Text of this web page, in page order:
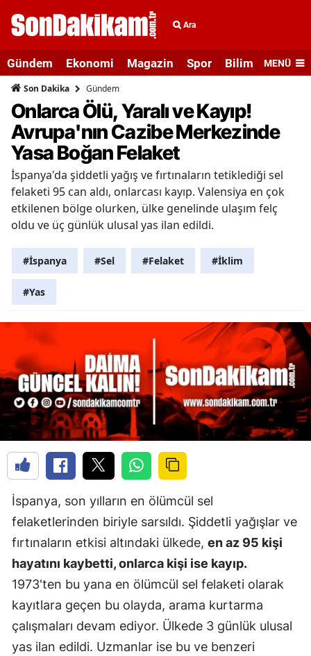
Ara
Gündem Ekonomi Magazin Spor Bilim veMENÜ
Son Dakika Gündem
Onlarca Ölü, Yaralı ve Kayıp!
Avrupa'nın Cazibe Merkezinde
Yasa Boğan Felaket
İspanya'da şiddetli yağış ve fırtınaların tetiklediği sel
felaketi 95 can aldı, onlarcası kayıp. Valensiya en çok
etkilenen bölge olurken, ülke genelinde ulaşım felç
oldu ve üç günlük ulusal yas ilan edildi.
#İspanya #Sel #Felaket #İklim
#Yas
İspanya, son yılların en ölümcül sel
felaketlerinden biriyle sarsıldı. Şiddetli yağışlar ve
fırtınaların etkisi altındaki ülkede, en az 95 kişi
hayatını kaybetti, onlarca kişi ise kayıp.
1973'ten bu yana en ölümcül sel felaketi olarak
kayıtlara geçen bu olayda, arama kurtarma
çalışmaları devam ediyor. Ülkede 3 günlük ulusal
yas ilan edildi. Uzmanlar ise bu ve benzeri